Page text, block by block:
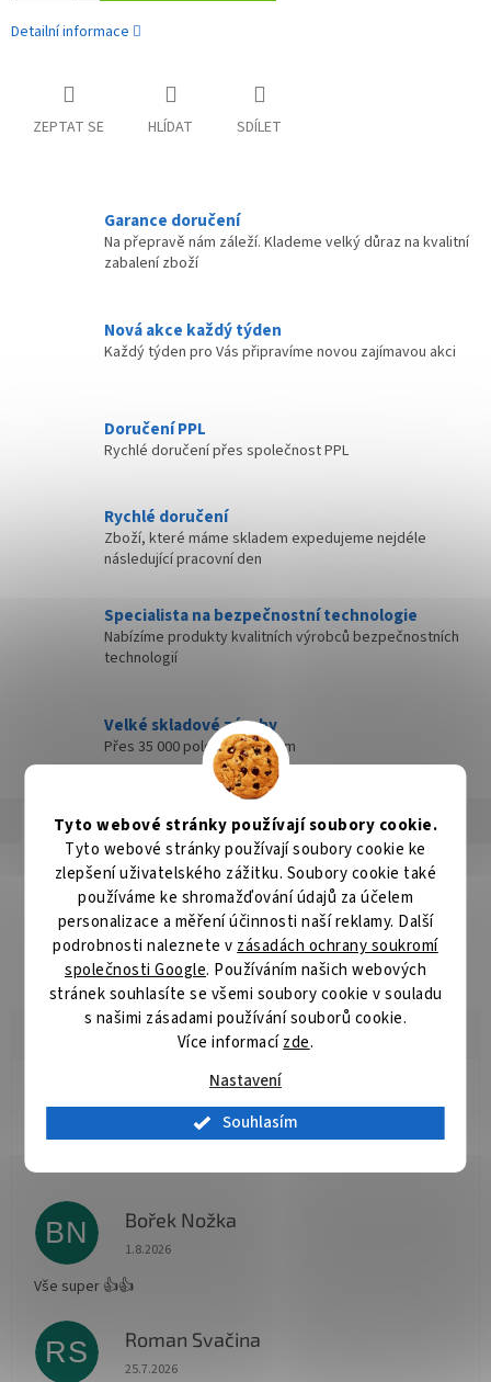
Tyto webové stránky používají soubory cookie.
Tyto webové stránky používají soubory cookie ke
zlepšení uživatelského zážitku. Soubory cookie také
používáme ke shromažďování údajů za účelem
personalizace a měření účinnosti naší reklamy. Další
podrobnosti naleznete v zásadách ochrany soukromí
společnosti Google. Používáním našich webových
stránek souhlasíte se všemi soubory cookie v souladu
s našimi zásadami používání souborů cookie.
Více informacízde.
Nastavení
Souhlasím
Detailní informace
ZEPTAT SE HLÍDAT SDÍLET
Garance doručení
Na přepravě nám záleží. Klademe velký důraz na kvalitní
zabalení zboží
Nová akce každý týden
Každý týden pro Vás připravíme novou zajímavou akci
Doručení PPL
Rychlé doručení přes společnost PPL
Rychlé doručení
Zboží, které máme skladem expedujeme nejdéle
následující pracovní den
Specialista na bezpečnostní technologie
Nabízíme produkty kvalitních výrobců bezpečnostních
technologií
Velké skladové zásoby
Přes 35 000 položek skladem
Popis Hodnocení Diskuze
Detailní popis produktu
Komplexní řada pilových kotoučů vhodných pro příčné i podélné
řezy dřeva okružními pilami. Kvalitní tvrdokov zaručuje velmi
dlouhou živostnost kotoučů.
RH Hodnocení obchodu je 5 z 5 hvězdiček.
Vše O.K.
BN Bořek Nožka
Hodnocení obchodu je 5 z 5 hvězdiček.
1.8.2026
Vše super 👍👍
RS Roman Svačina
Hodnocení obchodu je 5 z 5 hvězdiček.
25.7.2026